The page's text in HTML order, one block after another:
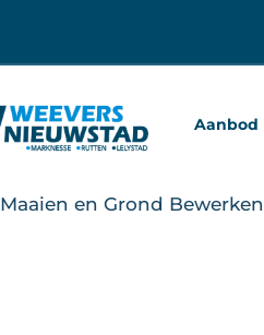
Aanbod
Maaien en Grond Bewerken